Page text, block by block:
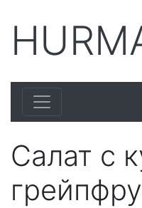
Салат с